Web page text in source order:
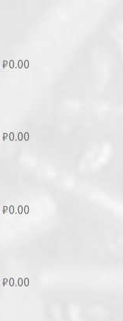
₽0.00
₽0.00
₽0.00
₽0.00